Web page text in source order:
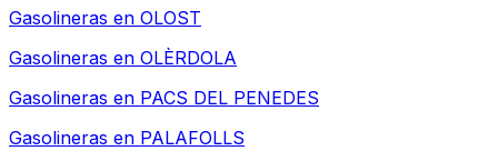
Gasolineras en OLOST
Gasolineras en OLÈRDOLA
Gasolineras en PACS DEL PENEDES
Gasolineras en PALAFOLLS